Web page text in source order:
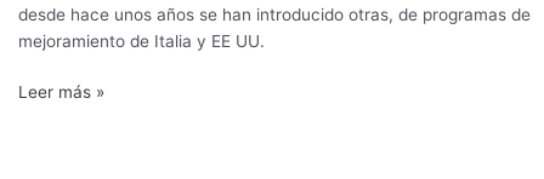
desde hace unos años se han introducido otras, de programas de
mejoramiento de Italia y EE UU.
Leer más »